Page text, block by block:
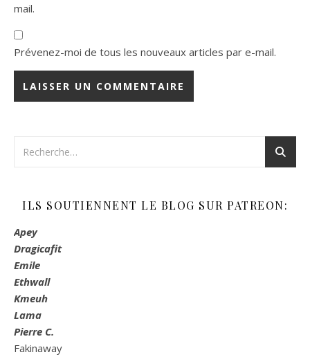
mail.
Prévenez-moi de tous les nouveaux articles par e-mail.
ILS SOUTIENNENT LE BLOG SUR PATREON:
Apey
Dragicafit
Emile
Ethwall
Kmeuh
Lama
Pierre C.
Fakinaway